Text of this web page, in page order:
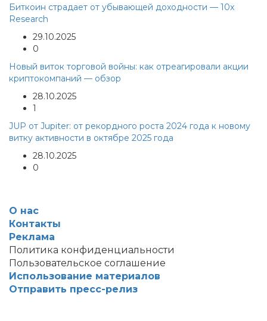
Биткоин страдает от убывающей доходности — 10x
Research
29.10.2025
0
Новый виток торговой войны: как отреагировали акции
криптокомпаний — обзор
28.10.2025
1
JUP от Jupiter: от рекордного роста 2024 года к новому
витку активности в октябре 2025 года
28.10.2025
0
О нас
Контакты
Реклама
Политика конфиденциальности
Пользовательское соглашение
Использование материалов
Отправить пресс-релиз